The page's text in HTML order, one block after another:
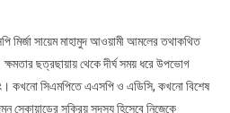
:
প্রশ্নের
মুখে
মির্জা সায়েম মাহামুদ আওয়ামী আমলের তথাকথিত
ছত্রছায়ায় থেকে দীর্ঘ সময় ধরে উপভোগ
কখনো সিএমপিতে এএসপি ও এডিসি, কখনো বিশেষ
স্কোয়াডের সক্রিয় সদস্য হিসেবে নিজেকে